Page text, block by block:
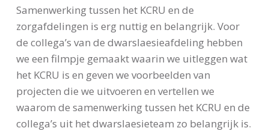
Samenwerking tussen het KCRU en de
zorgafdelingen is erg nuttig en belangrijk. Voor
de collega’s van de dwarslaesieafdeling hebben
we een filmpje gemaakt waarin we uitleggen wat
het KCRU is en geven we voorbeelden van
projecten die we uitvoeren en vertellen we
waarom de samenwerking tussen het KCRU en de
collega’s uit het dwarslaesieteam zo belangrijk is.